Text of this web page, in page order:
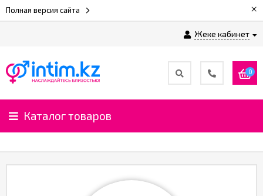
Полная версия сайта ×
Жеке кабинет
0
Каталог товаров